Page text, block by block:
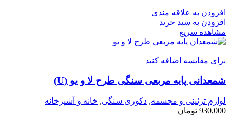
افزودن به علاقه مندی
افزودن به سبد خرید
مشاهده سریع
برای مقایسه اضافه کنید
شمعدانی پایه مربعی سنگی طرح لا و یو (U)
لوازم تزئینی و مجسمه, دکوری سنگی, خانه و آشپزخانه
930,000 تومان